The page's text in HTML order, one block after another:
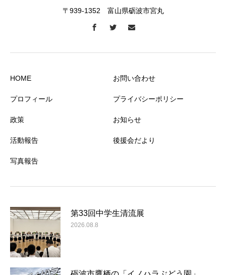
〒939-1352 富山県砺波市宮丸
HOME
プロフィール
政策
活動報告
写真報告
お問い合わせ
プライバシーポリシー
お知らせ
後援会だより
第33回中学生清流展
2026.08.8